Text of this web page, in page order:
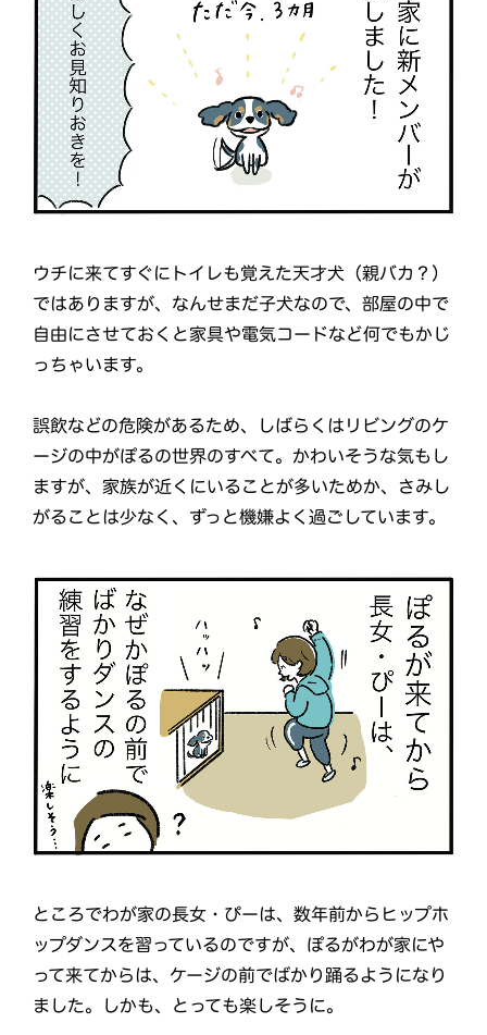
ウチに来てすぐにトイレも覚えた天才犬（親バカ？）
ではありますが、なんせまだ子犬なので、部屋の中で
自由にさせておくと家具や電気コードなど何でもかじ
っちゃいます。
誤飲などの危険があるため、しばらくはリビングのケ
ージの中がぽるの世界のすべて。かわいそうな気もし
ますが、家族が近くにいることが多いためか、さみし
がることは少なく、ずっと機嫌よく過ごしています。
ところでわが家の長女・ぴーは、数年前からヒップホ
ップダンスを習っているのですが、ぽるがわが家にや
って来てからは、ケージの前でばかり踊るようになり
ました。しかも、とっても楽しそうに。